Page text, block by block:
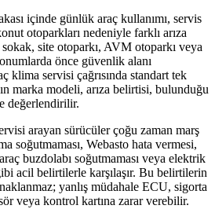
içinde günlük araç kullanımı, servis
otoparkları nedeniyle farklı arıza
site otoparkı, AVM otoparkı veya
önce güvenlik alanı
klima servisi çağrısında standart tek
marka modeli, arıza belirtisi, bulunduğu
değerlendirilir.
arayan sürücüler çoğu zaman marş
soğutmaması, Webasto hata vermesi,
buzdolabı soğutmaması veya elektrik
acil belirtilerle karşılaşır. Bu belirtilerin
yanlış müdahale ECU, sigorta
veya kontrol kartına zarar verebilir.